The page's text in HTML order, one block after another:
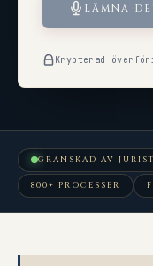
LÄMNA
Krypterad
GRANSKAD AV JURIST
800+ PROCESSER